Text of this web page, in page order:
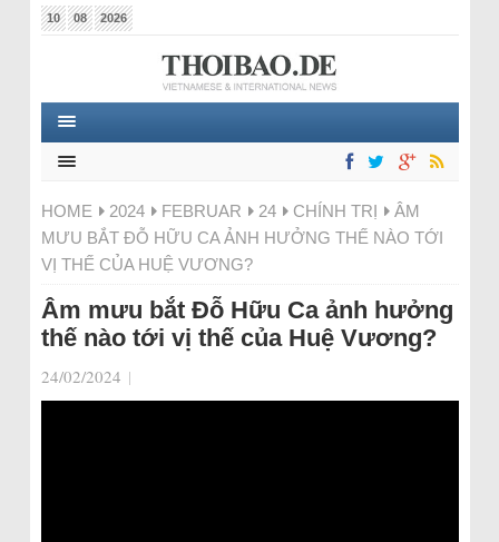
10 08 2026
HOME 2024 FEBRUAR 24 CHÍNH TRỊ
ÂM
MƯU BẮT ĐỖ HỮU CA ẢNH HƯỞNG THẾ NÀO TỚI
VỊ THẾ CỦA HUỆ VƯƠNG?
Âm mưu bắt Đỗ Hữu Ca ảnh hưởng
thế nào tới vị thế của Huệ Vương?
24/02/2024 |